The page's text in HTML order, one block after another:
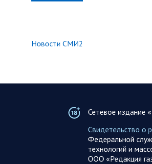
Новости СМИ2
Сетевое издание
Свидетельство о
Федеральной
технологий и
ООО «Редакция